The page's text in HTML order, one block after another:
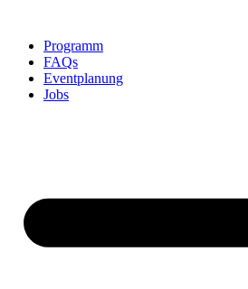
contentProgramm
FAQs
Eventplanung
Jobs